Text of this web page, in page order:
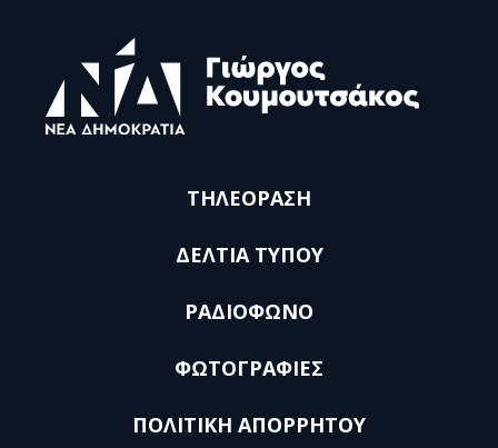
ΤΗΛΕΟΡΑΣΗ
ΔΕΛΤΙΑ ΤΥΠΟΥ
ΡΑΔΙΟΦΩΝΟ
ΦΩΤΟΓΡΑΦΙΕΣ
ΠΟΛΙΤΙΚΗ ΑΠΟΡΡΗΤΟΥ